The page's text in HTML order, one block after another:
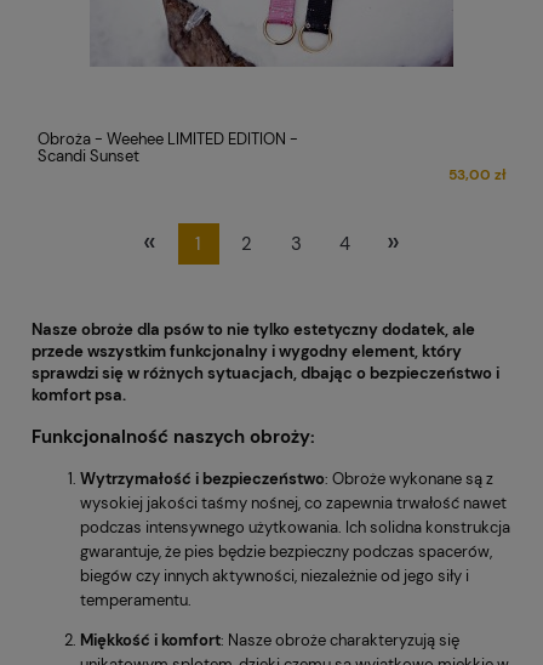
Obroża - Weehee LIMITED EDITION -
Scandi Sunset
53,00 zł
« 1 2 3 4 »
Nasze obroże dla psów to nie tylko estetyczny dodatek, ale
przede wszystkim funkcjonalny i wygodny element, który
sprawdzi się w różnych sytuacjach, dbając o bezpieczeństwo i
komfort psa.
Funkcjonalność naszych obroży:
Wytrzymałość i bezpieczeństwo: Obroże wykonane są z
wysokiej jakości taśmy nośnej, co zapewnia trwałość nawet
podczas intensywnego użytkowania. Ich solidna konstrukcja
gwarantuje, że pies będzie bezpieczny podczas spacerów,
biegów czy innych aktywności, niezależnie od jego siły i
temperamentu.
Miękkość i komfort: Nasze obroże charakteryzują się